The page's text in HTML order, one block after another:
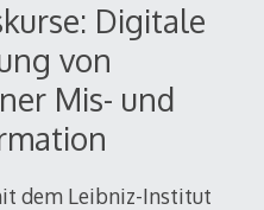
Digitale
von
Mis- und
dem Leibniz-Institut